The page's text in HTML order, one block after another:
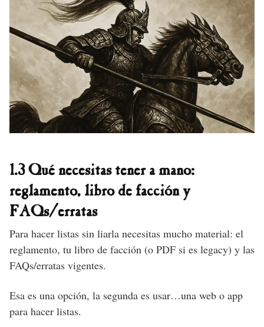
1.3 Qué necesitas tener a mano:
reglamento, libro de facción y
FAQs/erratas
Para hacer listas sin liarla necesitas mucho material: el
reglamento, tu libro de facción (o PDF si es legacy) y las
FAQs/erratas vigentes.
Esa es una opción, la segunda es usar…una web o app
para hacer listas.